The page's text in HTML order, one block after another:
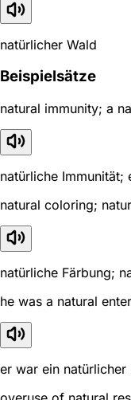
natürlicher Wald
Beispielsätze
natural immunity; a
natürliche Immunität;
natural coloring;
natürliche Färbung;
he was a natural
er war ein natürlicher